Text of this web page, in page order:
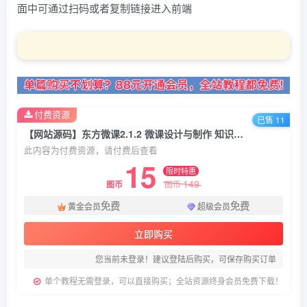
面中可通过扫码或者复制链接进入前端
【网站源码】东方微课2.1.2 微课设计与制作 知识付费系统源码
此内容为付费资源，请付费后查看
图币 15 限时特惠
图币149
黄金会员免费 超级会员免费
立即购买
您当前未登录！建议登陆后购买，可保存购买订单
单个教程无需登录，可以直接购买；全站资源终身会员免费下载！
付费资源 已售 11